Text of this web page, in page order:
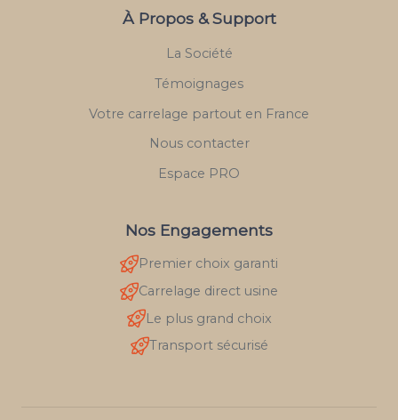
À Propos & Support
La Société
Témoignages
Votre carrelage partout en France
Nous contacter
Espace PRO
Nos Engagements
Premier choix garanti
Carrelage direct usine
Le plus grand choix
Transport sécurisé